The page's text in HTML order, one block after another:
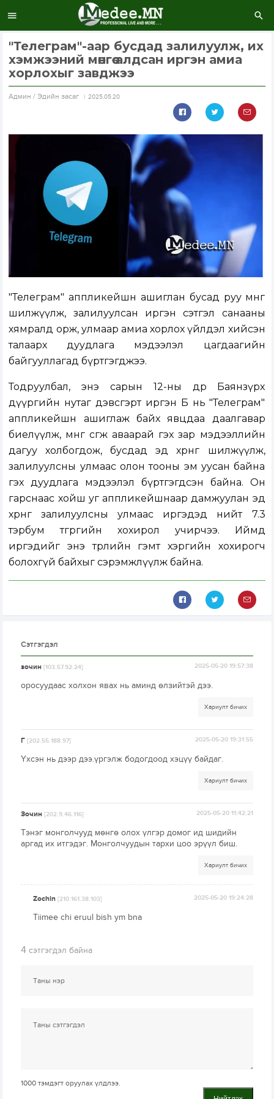
"Телеграм"-аар бусдад залилуулж, их
хэмжээний мөнгөө алдсан иргэн амиа
хорлохыг завджээ
Aдмин / Эдийн засаг 2025.05.20
"Телеграм" аппликейшн ашиглан бусад руу мөнгө
шилжүүлж, залилуулсан иргэн сэтгэл санааны
хямралд орж, улмаар амиа хорлох үйлдэл хийсэн
талаарх дуудлага мэдээлэл цагдаагийн
байгууллагад бүртгэгджээ.
Тодруулбал, энэ сарын 12-ны өдөр Баянзүрх
дүүргийн нутаг дэвсгэрт иргэн Б нь "Телеграм"
аппликейшн ашиглаж байх явцдаа даалгавар
биелүүлж, мөнгөө өсгөж аваарай гэх зар мэдээллийн
дагуу холбогдож, бусдад эд хөрөнгөө шилжүүлж,
залилуулсны улмаас олон тооны эм уусан байна
гэх дуудлага мэдээлэл бүртгэгдсэн байна. Он
гарснаас хойш уг аппликейшнаар дамжуулан эд
хөрөнгөө залилуулсны улмаас иргэдэд нийт 7.3
тэрбум төгрөгийн хохирол учирчээ. Иймд
иргэдийг энэ төрлийн гэмт хэргийн хохирогч
болохгүй байхыг сэрэмжлүүлж байна.
Сэтгэгдэл
зочин[103.57.92.24] 2025-05-20 19:57:38
оросуудаас холхон явах нь аминд өлзийтэй дээ.
Хариулт бичих
Г[202.55.188.97] 2025-05-20 19:31:55
Үхсэн нь дээр дээ.үргэлж бодогдоод хэцүү байдаг.
Хариулт бичих
Зочин[202.9.46.116] 2025-05-20 11:42:21
Тэнэг монголчууд мөнгө олох үлгэр домог ид шидийн
аргад их итгэдэг. Монголчуудын тархи цоо эрүүл биш.
Хариулт бичих
Zochin[210.161.38.103] 2025-05-20 19:24:28
Tiimee chi eruul bish ym bna
4 сэтгэгдэл байна
1000 тэмдэгт оруулах үлдлээ.